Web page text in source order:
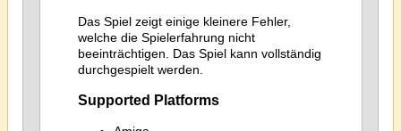
Das Spiel zeigt einige kleinere Fehler,
welche die Spielerfahrung nicht
beeinträchtigen. Das Spiel kann vollständig
durchgespielt werden.
Supported Platforms